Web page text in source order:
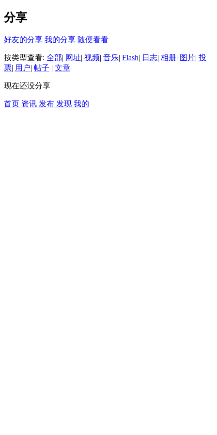
分享
好友的分享 我的分享 随便看看
按类型查看: 全部| 网址| 视频| 音乐| Flash| 日志| 相册| 图片| 投
票| 用户| 帖子 | 文章
现在还没分享
首页 资讯 发布 发现 我的